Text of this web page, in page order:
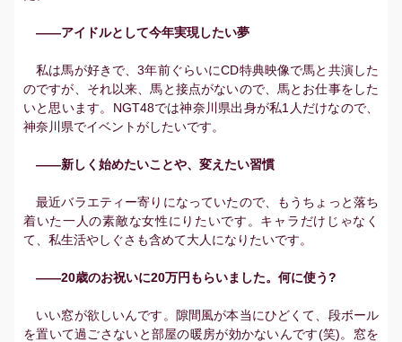
――アイドルとして今年実現したい夢
私は馬が好きで、3年前ぐらいにCD特典映像で馬と共演した
のですが、それ以来、馬と接点がないので、馬とお仕事をした
いと思います。NGT48では神奈川県出身が私1人だけなので、
神奈川県でイベントがしたいです。
――新しく始めたいことや、変えたい習慣
最近バラエティー寄りになっていたので、もうちょっと落ち
着いた一人の素敵な女性にりたいです。キャラだけじゃなく
て、私生活やしぐさも含めて大人になりたいです。
――20歳のお祝いに20万円もらいました。何に使う?
いい窓が欲しいんです。隙間風が本当にひどくて、段ボール
を置いて過ごさないと部屋の暖房が効かないんです(笑)。窓を